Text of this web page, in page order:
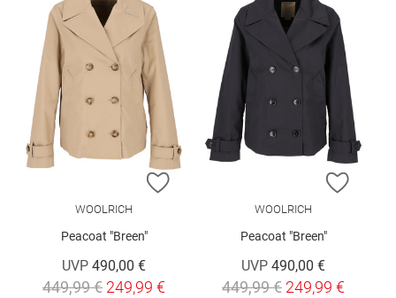
ZUR WUNSCHLISTE HINZUFÜGEN
WOOLRICH
Peacoat "Breen"
UVP 490,00 €
449,99 € 249,99 €
ZUR
WOOLRICH
Peacoat "Breen"
UVP 490,00 €
449,99 € 249,99 €